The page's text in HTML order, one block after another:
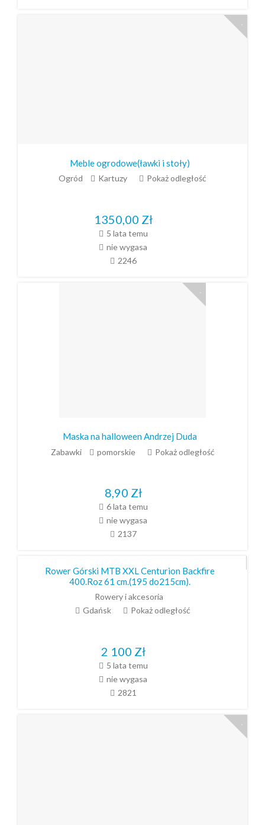
Meble ogrodowe(ławki i stoły)
Ogród Kartuzy Pokaż odległość
1350,00 Zł
5 lata temu
nie wygasa
2246
Maska na halloween Andrzej Duda
Zabawki pomorskie Pokaż odległość
8,90 Zł
6 lata temu
nie wygasa
2137
Rower Górski MTB XXL Centurion Backfire
400.Roz 61 cm.(195 do215cm).
Rowery i akcesoria
Gdańsk
Pokaż odległość
2 100 Zł
5 lata temu
nie wygasa
2821